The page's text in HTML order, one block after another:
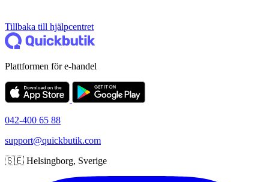
Tillbaka till hjälpcentret
Plattformen för e-handel
042-400 65 88
support@quickbutik.com
🇸🇪 Helsingborg, Sverige